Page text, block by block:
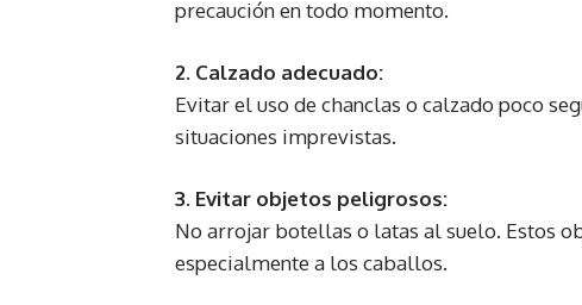
precaución en todo momento.
2. Calzado adecuado:
Evitar el uso de chanclas o calzado poco
situaciones imprevistas.
3. Evitar objetos peligrosos:
No arrojar botellas o latas al suelo. Estos
especialmente a los caballos.